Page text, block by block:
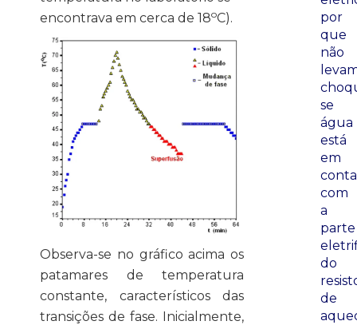
encontrava em cerca de 18oC).
Observa-se no gráfico acima os
patamares de temperatura
constante, característicos das
transições de fase. Inicialmente,
por
que
não
se
água
está
em
com
a
parte
do
de